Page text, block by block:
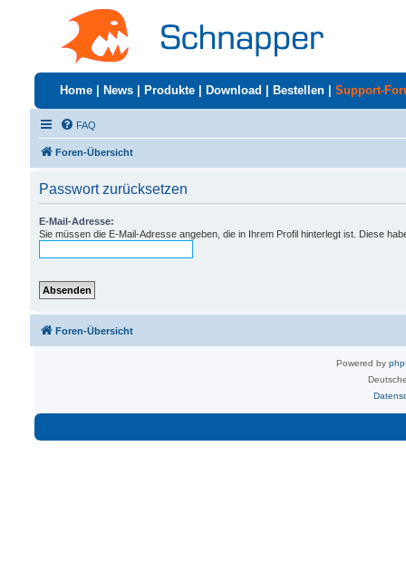
Home News Produkte Download Bestellen Support-
FAQ
Foren-Übersicht
Passwort zurücksetzen
E-Mail-Adresse:
Sie müssen die E-Mail-Adresse angeben, die in Ihrem Profil hinterlegt ist. Diese
Foren-Übersicht
Powered by